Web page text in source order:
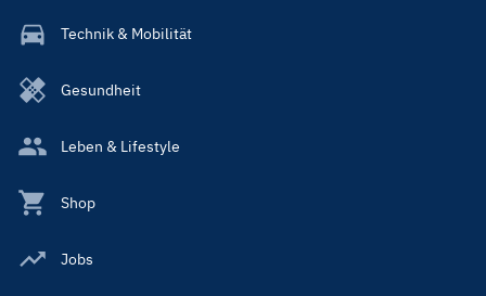
Technik & Mobilität
Gesundheit
Leben & Lifestyle
Shop
Jobs